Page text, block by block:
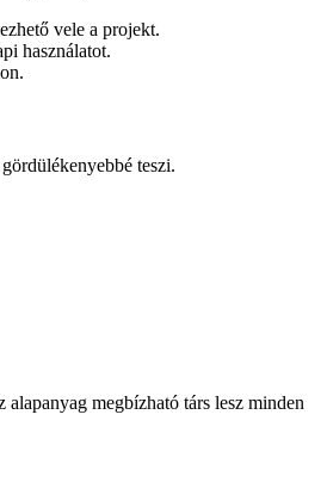
vele a projekt.
használatot.
teszi.
alapanyag megbízható társ lesz minden